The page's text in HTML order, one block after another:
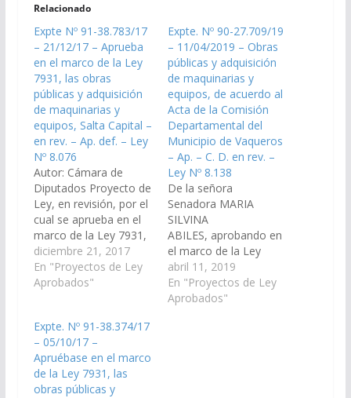
Relacionado
Expte Nº 91-38.783/17
– 21/12/17 – Aprueba
en el marco de la Ley
7931, las obras
públicas y adquisición
de maquinarias y
equipos, Salta Capital –
en rev. – Ap. def. – Ley
Nº 8.076
Autor: Cámara de
Diputados Proyecto de
Ley, en revisión, por el
cual se aprueba en el
marco de la Ley 7931,
las obras públicas y
adquisición de
maquinarias y equipos,
Departamental del
Municipio Salta Capital;
complementaria de las
Leyes 7939 y 8012.
(Expte…
diciembre 21, 2017
En "Proyectos de Ley
Aprobados"
Expte. Nº 90-27.709/19
– 11/04/2019 – Obras
públicas y adquisición
de maquinarias y
equipos, de acuerdo al
Acta de la Comisión
Departamental del
Municipio de Vaqueros
– Ap. – C. D. en rev. –
Ley Nº 8.138
De la señora
Senadora MARIA
SILVINA
ABILES, aprobando en
el marco de la Ley
7931, las obras
públicas y adquisición
de maquinarias y
abril 11, 2019
En "Proyectos de Ley
Aprobados"
Expte. Nº 91-38.374/17
– 05/10/17 –
Apruébase en el marco
de la Ley 7931, las
obras públicas y